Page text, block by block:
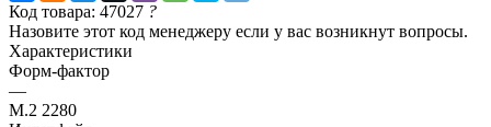
Код товара: 47027 ?
Назовите этот код менеджеру если у вас возникнут вопросы.
Характеристики
Форм-фактор
—
M.2 2280